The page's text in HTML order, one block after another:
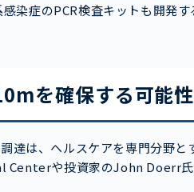
染症のPCR検査キットも開発す
を確保する可能
達は、ヘルスケアを専門分野
Centerや投資家のJohn Doerr氏